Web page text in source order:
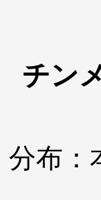
チン
分布：